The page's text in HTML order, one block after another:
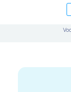
Ambiente Maker